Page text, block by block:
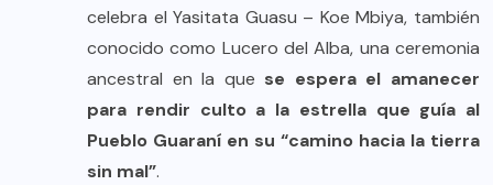
celebra el Yasitata Guasu – Koe Mbiya, también
conocido como Lucero del Alba, una ceremonia
ancestral en la que se espera el amanecer
para rendir culto a la estrella que guía al
Pueblo Guaraní en su “camino hacia la tierra
sin mal”.